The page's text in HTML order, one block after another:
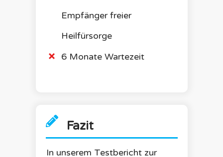
Empfänger freier
Heilfürsorge
6 Monate Wartezeit
Fazit
In unserem Testbericht zur